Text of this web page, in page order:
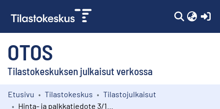
OTOS
Tilastokeskuksen julkaisut verkossa
Kokoelmat
Etusivu Tilastokeskus
Tilastojulkaisut